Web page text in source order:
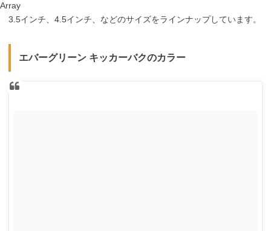
Array
3.5インチ、4.5インチ、などのサイズをラインナップしています。
エバーグリーン キッカーバクのカラー